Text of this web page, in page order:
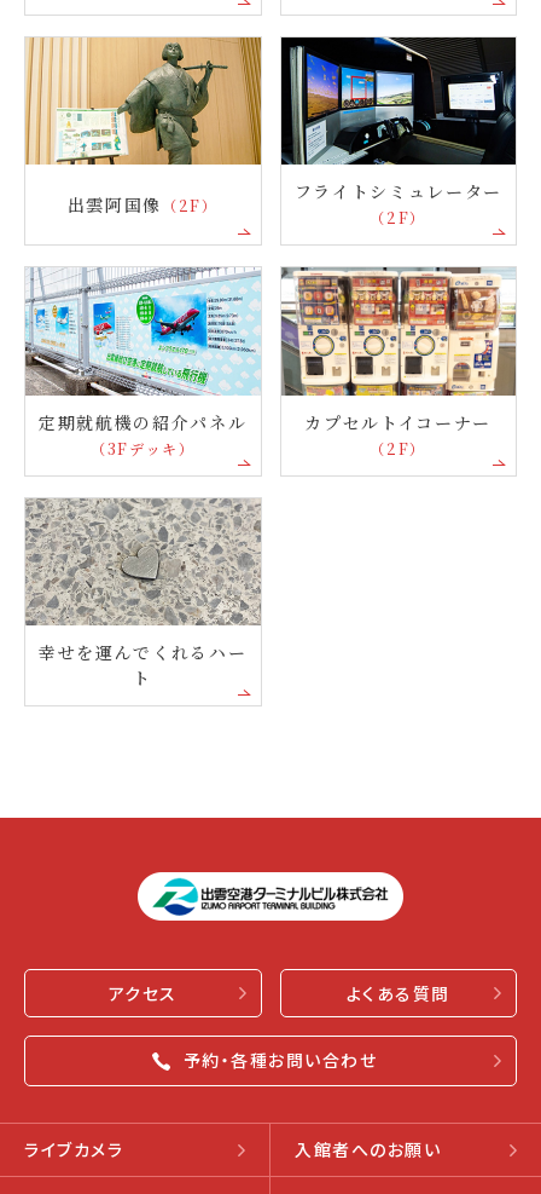
出雲阿国像 （2F）
フライトシミュレーター
（2F）
定期就航機の紹介パネル
（3Fデッキ）
カプセルトイコーナー
（2F）
幸せを運んでくれるハー
ト
アクセス よくある質問
予約・各種お問い合わせ
ライブカメラ 入館者へのお願い